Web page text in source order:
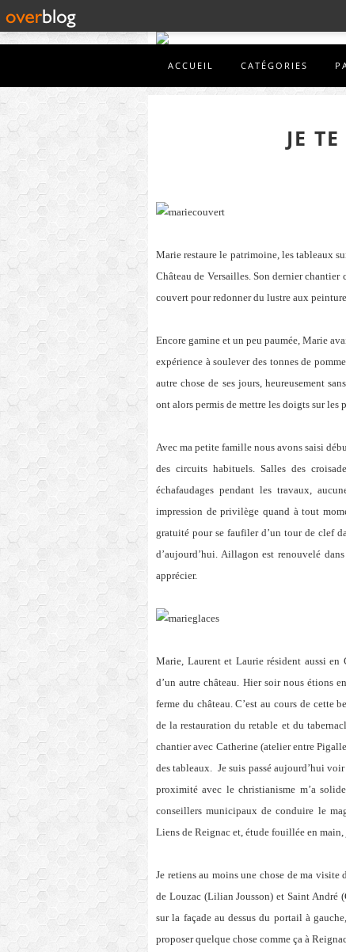
ACCUEIL CATÉGORIES
JE
Marie restaure le patrimoine, les tableaux
Château de Versailles. Son dernier
couvert pour redonner du lustre aux
Encore gamine et un peu paumée, Marie
expérience à soulever des tonnes de
autre chose de ses jours, heureusement
ont alors permis de mettre les doigts sur les
Avec ma petite famille nous avons saisi
des circuits habituels. Salles des
échafaudages pendant les travaux,
impression de privilège quand à tout
gratuité pour se faufiler d’un tour de clef
d’aujourd’hui. Aillagon est renouvelé
apprécier.
Marie, Laurent et Laurie résident aussi en
d’un autre château. Hier soir nous étions
ferme du château. C’est au cours de cette
de la restauration du retable et du
chantier avec Catherine (atelier entre
des tableaux. Je suis passé aujourd’hui
proximité avec le christianisme m’a
conseillers municipaux de conduire le
Liens de Reignac et, étude fouillée en
Je retiens au moins une chose de ma visite
de Louzac (Lilian Jousson) et Saint André
sur la façade au dessus du portail à
proposer quelque chose comme ça à